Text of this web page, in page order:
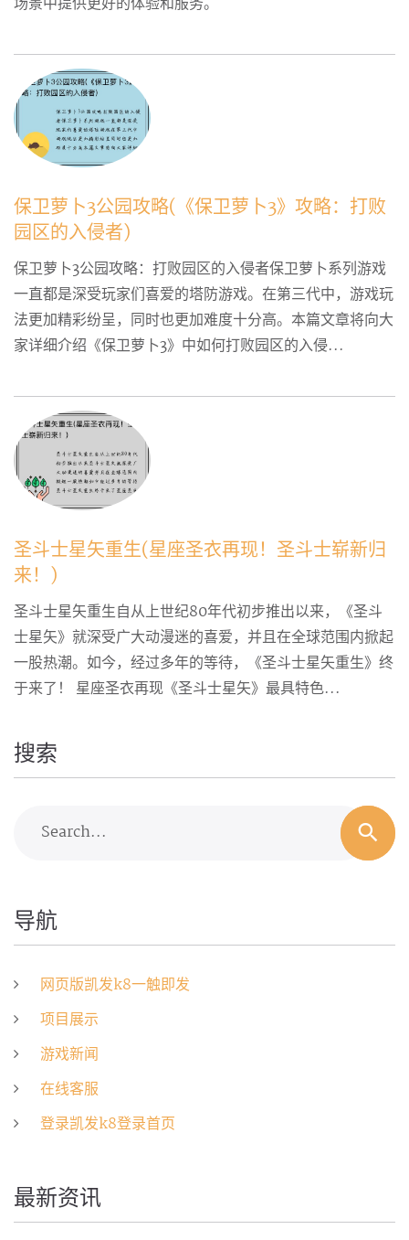
保卫萝卜3公园攻略(《保卫萝卜3》攻略：打败
园区的入侵者)
保卫萝卜3公园攻略：打败园区的入侵者保卫萝卜系列游戏
一直都是深受玩家们喜爱的塔防游戏。在第三代中，游戏玩
法更加精彩纷呈，同时也更加难度十分高。本篇文章将向大
家详细介绍《保卫萝卜3》中如何打败园区的入侵...
圣斗士星矢重生(星座圣衣再现！圣斗士崭新归
来！)
圣斗士星矢重生自从上世纪80年代初步推出以来，《圣斗
士星矢》就深受广大动漫迷的喜爱，并且在全球范围内掀起
一股热潮。如今，经过多年的等待，《圣斗士星矢重生》终
于来了！ 星座圣衣再现《圣斗士星矢》最具特色...
搜索
Search...
导航
网页版凯发k8一触即发
项目展示
游戏新闻
在线客服
登录凯发k8登录首页
最新资讯